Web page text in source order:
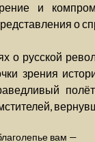
и
о
о русской
зрения
вам —